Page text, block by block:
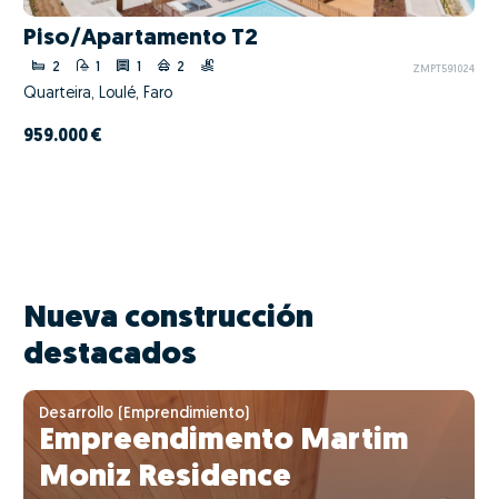
Piso/Apartamento T2
2 2 ZMPT591024
Quarteira, Loulé, Faro
959.000 €
Nueva construcción
destacados
Desarrollo (Emprendimiento)
Empreendimento Martim
Moniz Residence